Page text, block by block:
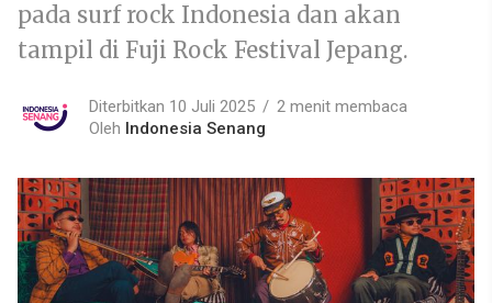
pada surf rock Indonesia dan akan
tampil di Fuji Rock Festival Jepang.
Diterbitkan 10 Juli 2025
2 menit membaca
Oleh Indonesia Senang